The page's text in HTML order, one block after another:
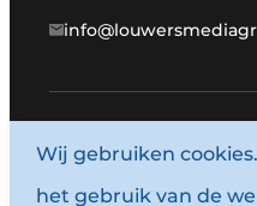
© 1987 - 2026
Wij gebruiken
het gebruik van de